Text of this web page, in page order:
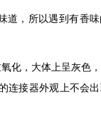
道，所以遇到有香
化，大体上呈灰色
连接器外观上不会